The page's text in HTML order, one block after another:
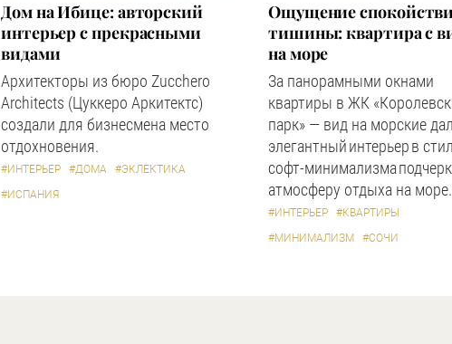
Дом на Ибице: авторский
интерьер с прекрасными
видами
Архитекторы из бюро Zucchero
Architects (Цуккеро Аркитектс)
создали для бизнесмена место
отдохновения.
#ИНТЕРЬЕР #ДОМА
#ЭКЛЕКТИКА
#ИСПАНИЯ
Ощущение
тишины: квартира с
на море
За панорамными окнами
квартиры в ЖК
парк» — вид на морские
элегантный интерьер в
софт-минимализма
атмосферу отдыха на море.
#ИНТЕРЬЕР
#КВАРТИРЫ
#МИНИМАЛИЗМ
#СОЧИ